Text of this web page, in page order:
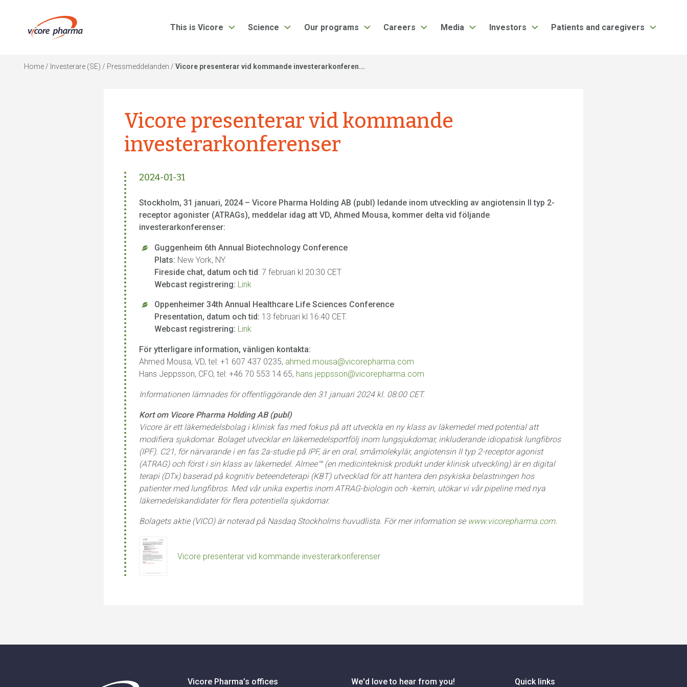
This is Vicore Science Our programs Careers Media Investors Patients and caregivers
Home / Investerare (SE) / Pressmeddelanden / Vicore presenterar vid kommande investerarkonferen...
Vicore presenterar vid kommande
investerarkonferenser
2024-01-31
Stockholm, 31 januari, 2024 – Vicore Pharma Holding AB (publ) ledande inom utveckling av angiotensin II typ 2-
receptor agonister (ATRAGs), meddelar idag att VD, Ahmed Mousa, kommer delta vid följande
investerarkonferenser:
Guggenheim 6th Annual Biotechnology Conference
Plats: New York, NY.
Fireside chat, datum och tid: 7 februari kl 20:30 CET
Webcast registrering: Link
Oppenheimer 34th Annual Healthcare Life Sciences Conference
Presentation, datum och tid: 13 februari kl 16:40 CET.
Webcast registrering: Link
För ytterligare information, vänligen kontakta:
Ahmed Mousa, VD, tel: +1 607 437 0235, ahmed.mousa@vicorepharma.com
Hans Jeppsson, CFO, tel: +46 70 553 14 65, hans.jeppsson@vicorepharma.com
Informationen lämnades för offentliggörande den 31 januari 2024 kl. 08:00 CET.
Kort om Vicore Pharma Holding AB (publ)
Vicore är ett läkemedelsbolag i klinisk fas med fokus på att utveckla en ny klass av läkemedel med potential att
modifiera sjukdomar. Bolaget utvecklar en läkemedelsportfölj inom lungsjukdomar, inkluderande idiopatisk lungfibros
(IPF). C21, för närvarande i en fas 2a-studie på IPF, är en oral, småmolekylär, angiotensin II typ 2-receptor agonist
(ATRAG) och först i sin klass av läkemedel. Almee™ (en medicinteknisk produkt under klinisk utveckling) är en digital
terapi (DTx) baserad på kognitiv beteendeterapi (KBT) utvecklad för att hantera den psykiska belastningen hos
patienter med lungfibros. Med vår unika expertis inom ATRAG-biologin och -kemin, utökar vi vår pipeline med nya
läkemedelskandidater för flera potentiella sjukdomar.
Bolagets aktie (VICO) är noterad på Nasdaq Stockholms huvudlista. För mer information se www.vicorepharma.com.
Vicore presenterar vid kommande investerarkonferenser
Vicore Pharma’s offices We'd love to hear from you! Quick links